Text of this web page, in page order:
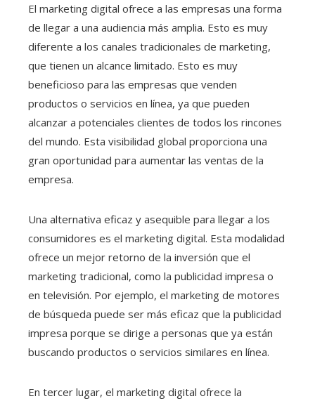
El marketing digital ofrece a las empresas una forma
de llegar a una audiencia más amplia. Esto es muy
diferente a los canales tradicionales de marketing,
que tienen un alcance limitado. Esto es muy
beneficioso para las empresas que venden
productos o servicios en línea, ya que pueden
alcanzar a potenciales clientes de todos los rincones
del mundo. Esta visibilidad global proporciona una
gran oportunidad para aumentar las ventas de la
empresa.
Una alternativa eficaz y asequible para llegar a los
consumidores es el marketing digital. Esta modalidad
ofrece un mejor retorno de la inversión que el
marketing tradicional, como la publicidad impresa o
en televisión. Por ejemplo, el marketing de motores
de búsqueda puede ser más eficaz que la publicidad
impresa porque se dirige a personas que ya están
buscando productos o servicios similares en línea.
En tercer lugar, el marketing digital ofrece la